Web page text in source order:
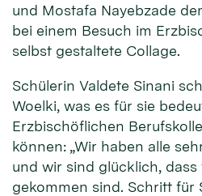
und Mostafa Nayebzade
bei einem Besuch im
selbst gestaltete Collage.
Schülerin Valdete Sinani
Woelki, was es für sie
Erzbischöflichen
können: „Wir haben alle
und wir sind glücklich,
gekommen sind. Schritt für